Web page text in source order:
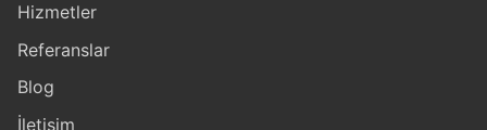
Hizmetler
Referanslar
Blog
İletişim